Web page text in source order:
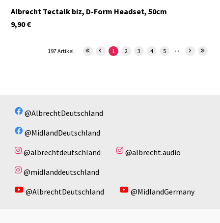
Albrecht Tectalk biz, D-Form Headset, 50cm
€
9,90
1 2 3 4 5 ...
197 Artikel
@AlbrechtDeutschland
@MidlandDeutschland
@albrechtdeutschland
@albrecht.audio
@midlanddeutschland
@AlbrechtDeutschland
@MidlandGermany